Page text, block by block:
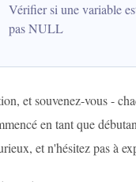
Vérifier si une variable
pas NULL
et souvenez-vous -
en tant que
et n'hésitez pas à